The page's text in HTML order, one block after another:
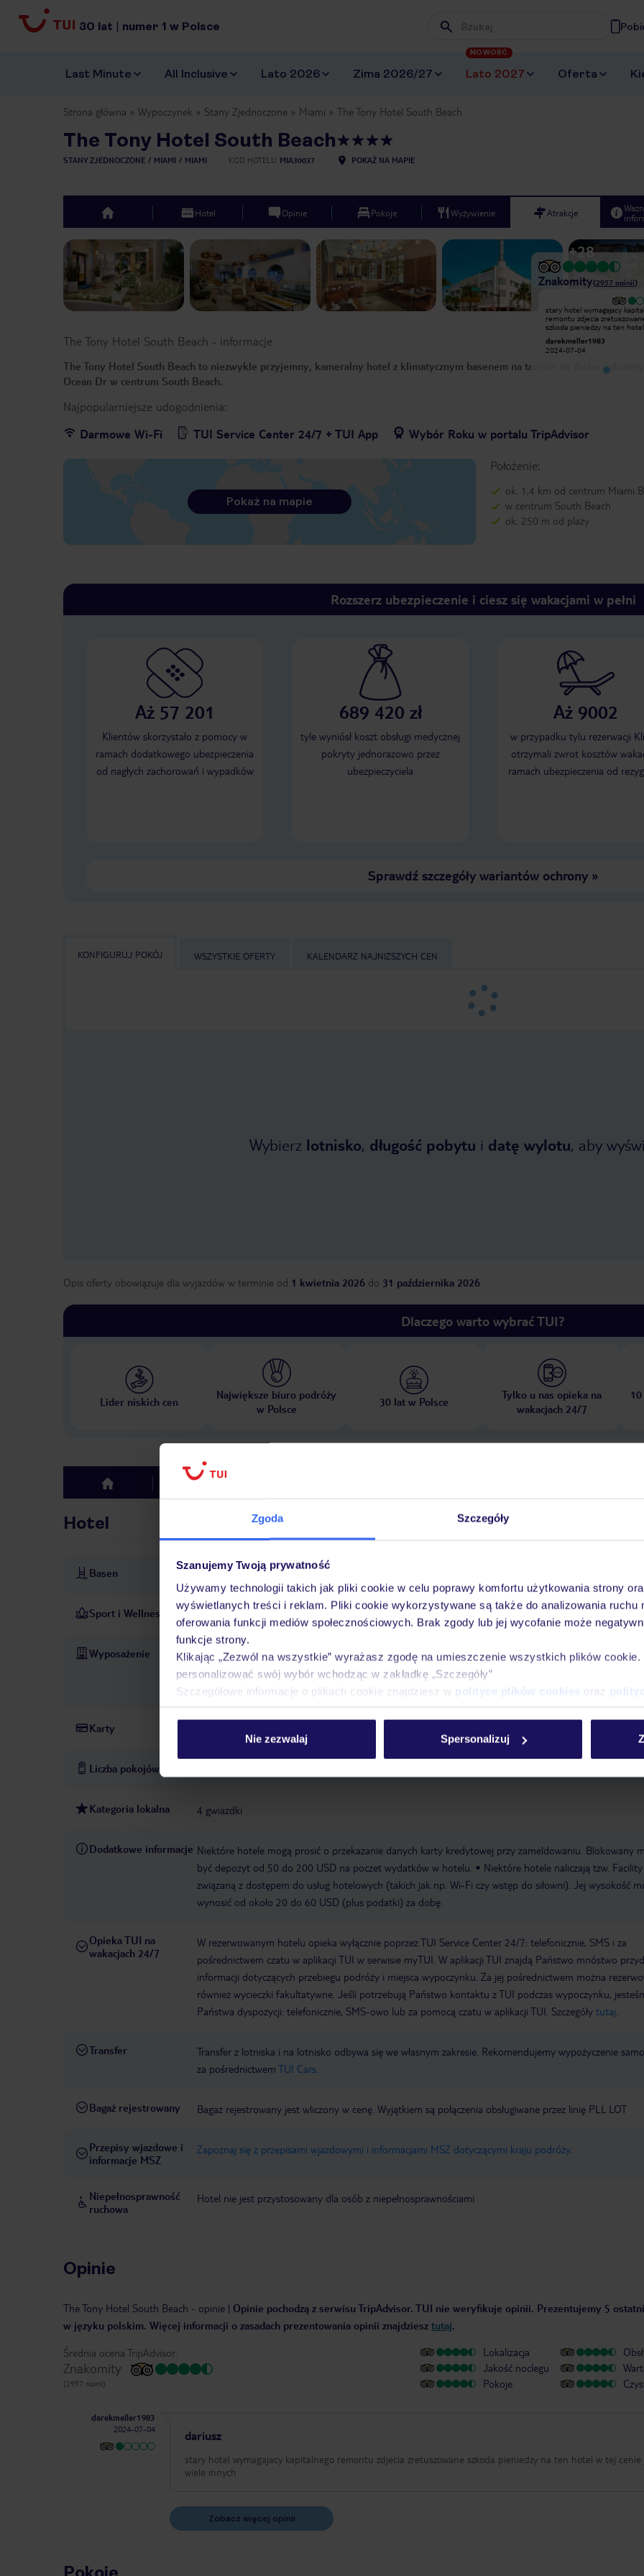
Zgoda Szczegóły
Szanujemy Twoją prywatność
Używamy technologii takich jak pliki cookie w celu poprawy komfortu użytkowania strony
wyświetlanych treści i reklam. Pliki cookie wykorzystywane są także do analizowania ruchu
oferowania funkcji mediów społecznościowych. Brak zgody lub jej wycofanie może
funkcje strony.
Klikając „Zezwól na wszystkie” wyrażasz zgodę na umieszczenie wszystkich plików
personalizować swój wybór wchodząc w zakładkę „Szczegóły”
Szczegółowe informacje o plikach cookie znajdziesz w polityce plików cookies oraz
Nie zezwalaj Spersonalizuj
30 lat | numer 1 w Polsce Wpisz frazę, której szukasz
Last Minute All Inclusive Lato 2026 Zima 2026/27 Lato 2027
NOWOŚĆ
Oferta
Strona główna Wypoczynek Stany Zjednoczone Miami The Tony Hotel South Beach
The Tony Hotel South Beach
STANY ZJEDNOCZONE MIAMI MIAMI KOD HOTELU MIA30037 POKAŻ NA MAPIE
top Hotel Opinie Pokoje Wyżywienie Atrakcje
Previous slide +28
Znakomity(2957 opinii)
stary hotel wymagajacy kapitalnego
stary hotel wymagajacy
remontu zdjecia
szkoda pieniedzy na ten
darekmeller1983
2024-07-04
The Tony Hotel South Beach - informacje
The Tony Hotel South Beach to niezwykle przyjemny, kameralny hotel z klimatycznym basenem na tarasie na dachu
Ocean Dr w centrum South Beach.
Najpopularniejsze udogodnienia:
Darmowe Wi-Fi
TUI Service Center 24/7 + TUI App Wybór Roku w portalu TripAdvisor
Położenie:
ok. 1,4 km od centrum Miami
w centrum South Beach
ok. 250 m od plaży
Pokaż na mapie
Rozszerz ubezpieczenie i ciesz się wakacjami w pełni
Aż 57 201
Klientów skorzystało z pomocy w
ramach dodatkowego ubezpieczenia
od nagłych zachorowań i wypadków
689 420 zł
tyle wyniósł koszt obsługi medycznej
pokryty jednorazowo przez
ubezpieczyciela
Aż 9002
w przypadku tylu rezerwacji
otrzymali zwrot kosztów
ramach ubezpieczenia od
Sprawdź szczegóły wariantów ochrony»
KONFIGURUJ POKÓJ WSZYSTKIE OFERTY KALENDARZ NAJNIŻSZYCH CEN
Wybierz lotnisko, długość pobytu i datę wylotu, aby
Opis oferty obowiązuje dla wyjazdów w terminie od 1 kwietnia 2026 do 31 października 2026
Dlaczego warto wybrać TUI?
Lider niskich cen
Największe biuro podróży
w Polsce
30 lat w Polsce
Tylko u nas opieka na
wakacjach 24/7
top Hotel
Hotel
Basen basen: zewnętrzny, na tarasie na dachu
Sport i Wellness surfing: w ofercie firm zewnętrznych
Wyposażenie recepcja sejf: w recepcji, za opłatą winda ogród taras na dachu
Wi-Fi: w całym hotelu, w
cenie
usługi konsjerża parking: niestrzeżony, za noc ok. 18 USD
USD
centrum biznesowe sala konferencyjna
Karty
Liczba pokojów
Kategoria lokalna 4 gwiazdki
Dodatkowe informacje Niektóre hotele mogą prosić o przekazanie danych karty kredytowej przy zameldowaniu. Blokowany
być depozyt od 50 do 200 USD na poczet wydatków w hotelu.
Niektóre hotele naliczają tzw. Facility
związaną z dostępem do usług hotelowych (takich jak np. Wi-Fi czy wstęp do siłowni). Jej wysokość
wynosić od około 20 do 60 USD (plus podatki) za dobę.
Opieka TUI na
wakacjach 24/7
W rezerwowanym hotelu opieka wyłącznie poprzez TUI Service Center 24/7: telefonicznie, SMS i za
pośrednictwem czatu w aplikacji TUI w serwisie myTUI. W aplikacji TUI znajdą Państwo mnóstwo
informacji dotyczących przebiegu podróży i miejsca wypoczynku. Za jej pośrednictwem można
również wycieczki fakultatywne. Jeśli potrzebują Państwo kontaktu z TUI podczas wypoczynku,
Państwa dyspozycji: telefonicznie, SMS-owo lub za pomocą czatu w aplikacji TUI. Szczegóły tutaj
Transfer
Transfer z lotniska i na lotnisko odbywa się we własnym zakresie. Rekomendujemy wypożyczenie
za pośrednictwem TUI Cars.
Bagaż rejestrowany Bagaż rejestrowany jest wliczony w cenę. Wyjątkiem są połączenia obsługiwane przez linię PLL LOT
Przepisy wjazdowe i
informacje MSZ
Zapoznaj się z przepisami wjazdowymi i informacjami MSZ dotyczącymi kraju podróży.
Niepełnosprawność
ruchowa
Hotel nie jest przystosowany dla osób z niepełnosprawnościami
Opinie
The Tony Hotel South Beach - opinie | Opinie pochodzą z serwisu TripAdvisor. TUI nie weryfikuje opinii. Prezentujemy 5
w języku polskim. Więcej informacji o zasadach prezentowania opinii znajdziesz tutaj.
Średnia ocena TripAdvisor:
Znakomity
(2957 opinii)
Lokalizacja
Jakość noclegu
Pokoje
darekmeller1983
2024-07-04
dariusz
stary hotel wymagajacy kapitalnego remontu zdjecia zretuszowane szkoda pieniedzy na ten hotel w tej cenie
wiele innych
Zobacz więcej opinii